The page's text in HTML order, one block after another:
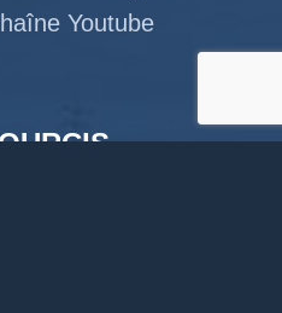
Youtube